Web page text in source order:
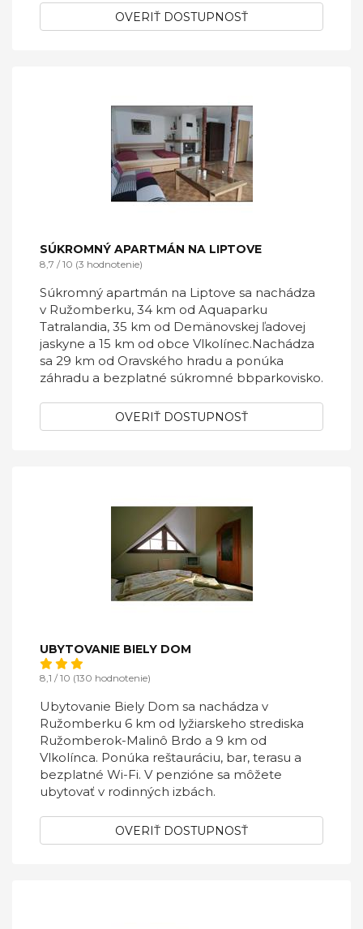
OVERIŤ DOSTUPNOSŤ
SÚKROMNÝ APARTMÁN NA LIPTOVE
8,7 / 10 (3 hodnotenie)
Súkromný apartmán na Liptove sa nachádza
v Ružomberku, 34 km od Aquaparku
Tatralandia, 35 km od Demänovskej ľadovej
jaskyne a 15 km od obce Vlkolínec.Nachádza
sa 29 km od Oravského hradu a ponúka
záhradu a bezplatné súkromné bbparkovisko.
OVERIŤ DOSTUPNOSŤ
UBYTOVANIE BIELY DOM
8,1 / 10 (130 hodnotenie)
Ubytovanie Biely Dom sa nachádza v
Ružomberku 6 km od lyžiarskeho strediska
Ružomberok-Malinô Brdo a 9 km od
Vlkolínca. Ponúka reštauráciu, bar, terasu a
bezplatné Wi-Fi. V penzióne sa môžete
ubytovať v rodinných izbách.
OVERIŤ DOSTUPNOSŤ